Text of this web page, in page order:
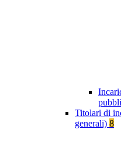
Titolari di
generali) 8